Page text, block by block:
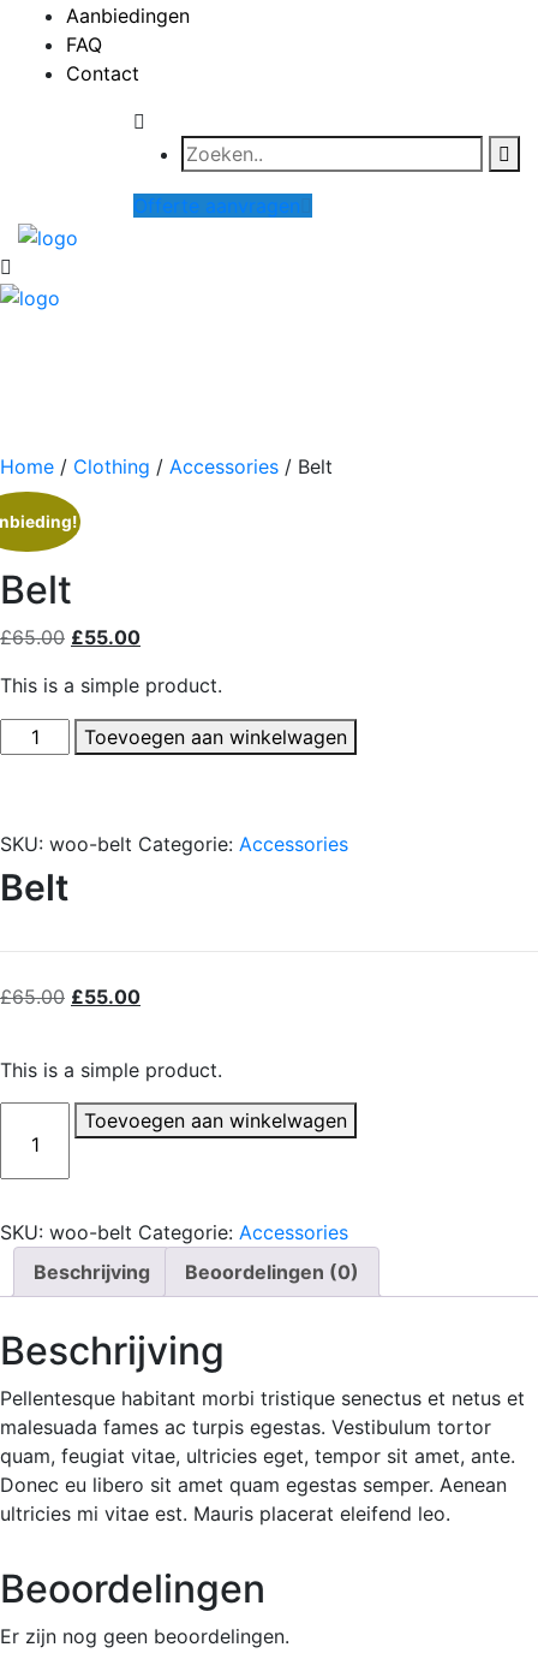
Aanbiedingen
FAQ
Contact
Offerte aanvragen
Home / Clothing / Accessories / Belt
Belt
£65.00 Oorspronkelijke
was:
£65.00.
£55.00Huidige
is:
£55.00.
This is a simple product.
Belt
aantal
Toevoegen aan winkelwagen
SKU: woo-belt Categorie: Accessories
Belt
£65.00 Oorspronkelijke
£65.00.
£55.00Huidige
£55.00.
This is a simple product.
aantal
Toevoegen aan winkelwagen
SKU: woo-belt Categorie: Accessories
Beschrijving
Beoordelingen (0)
Beschrijving
Pellentesque habitant morbi tristique senectus et netus et
malesuada fames ac turpis egestas. Vestibulum tortor
quam, feugiat vitae, ultricies eget, tempor sit amet, ante.
Donec eu libero sit amet quam egestas semper. Aenean
ultricies mi vitae est. Mauris placerat eleifend leo.
Beoordelingen
Er zijn nog geen beoordelingen.